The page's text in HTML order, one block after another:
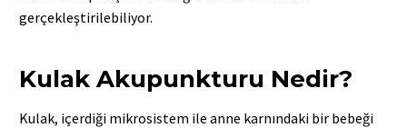
gerçekleştirilebiliyor.
Kulak Akupunkturu Nedir?
Kulak, içerdiği mikrosistem ile anne karnındaki bir bebeği